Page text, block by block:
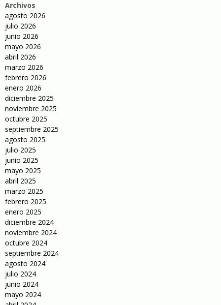
Archivos
agosto 2026
julio 2026
junio 2026
mayo 2026
abril 2026
marzo 2026
febrero 2026
enero 2026
diciembre 2025
noviembre 2025
octubre 2025
septiembre 2025
agosto 2025
julio 2025
junio 2025
mayo 2025
abril 2025
marzo 2025
febrero 2025
enero 2025
diciembre 2024
noviembre 2024
octubre 2024
septiembre 2024
agosto 2024
julio 2024
junio 2024
mayo 2024